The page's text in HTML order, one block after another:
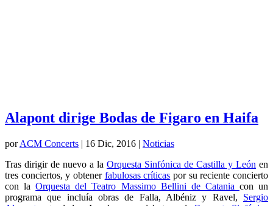
Alapont dirige Bodas de Figaro en Haifa
porACM Concerts | 16 Dic, 2016 | Noticias
Tras dirigir de nuevo a la Orquesta Sinfónica de Castilla y León en
tres conciertos, y obtener fabulosas críticas por su reciente concierto
con laOrquesta del Teatro Massimo Bellini de Catania con un
programa que incluía obras de Falla, Albéniz y Ravel, Sergio